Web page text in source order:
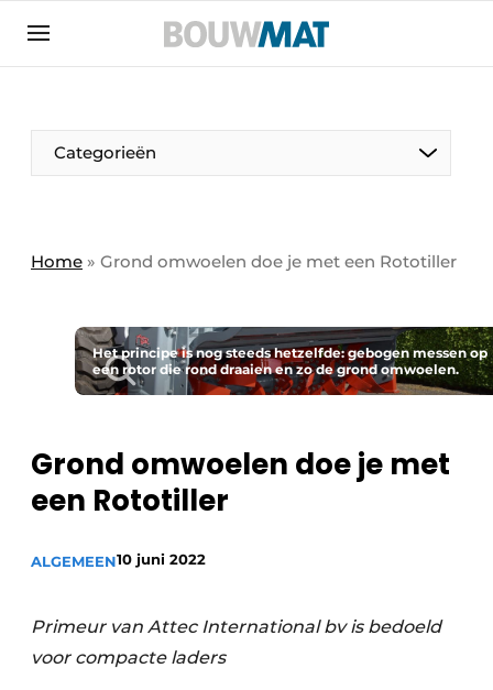
Aanmelden
Bedrijven
Bedrijven
Evenement aanmelden
Meest gelezen
Podcasts
Privacy / Cookie statement
Categorieën
Home » Grond omwoelen doe je met een Rototiller
Het principe is nog steeds hetzelfde: gebogen messen op
een rotor die rond draaien en zo de grond omwoelen.
Grond omwoelen doe je met
een Rototiller
ALGEMEEN10 juni 2022
Primeur van Attec International bv is bedoeld
voor compacte laders